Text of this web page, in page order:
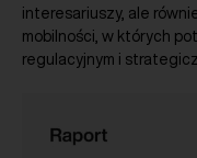
interesariuszy, ale
mobilności, w których
regulacyjnym i